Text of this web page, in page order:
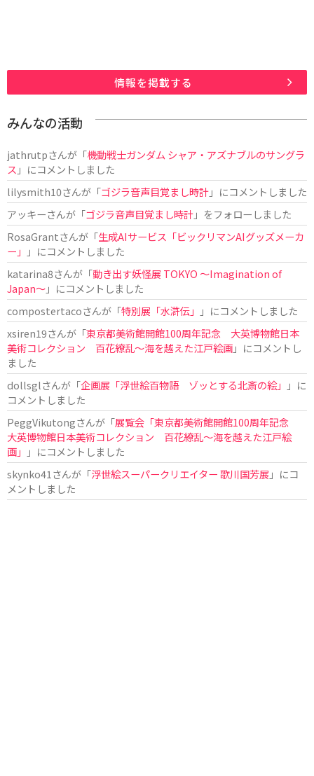
情報を掲載する
みんなの活動
jathrutpさんが「機動戦士ガンダム シャア・アズナブルのサングラ
ス 」にコメントしました
lilysmith10さんが「ゴジラ音声目覚まし時計」にコメントしました
アッキーさんが「ゴジラ音声目覚まし時計」をフォローしました
RosaGrantさんが「生成AIサービス「ビックリマンAIグッズメーカ
ー」
」にコメントしました
katarina8さんが「動き出す妖怪展 TOKYO 〜Imagination of
Japan〜」にコメントしました
compostertacoさんが「特別展「水滸伝」
」にコメントしました
xsiren19さんが「東京都美術館開館100周年記念 大英博物館日本
美術コレクション 百花繚乱～海を越えた江戸絵画」にコメントし
ました
dollsglさんが「企画展「浮世絵百物語 ゾッとする北斎の絵」
」に
コメントしました
PeggVikutongさんが「展覧会「東京都美術館開館100周年記念
大英博物館日本美術コレクション 百花繚乱〜海を越えた江戸絵
画」
」にコメントしました
skynko41 さんが「浮世絵スーパークリエイター 歌川国芳展 」にコ
メントしました